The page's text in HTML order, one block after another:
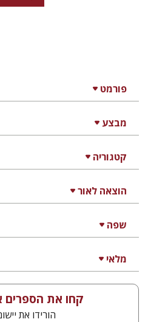
פורמט
מבצע
קטגוריה
הוצאה לאור
שפה
מלאי
קחו את
הורידו את